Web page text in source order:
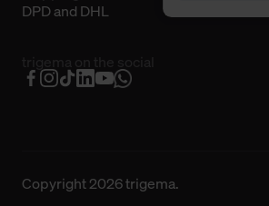
DPD and DHL
Copyright 2026 trigema.